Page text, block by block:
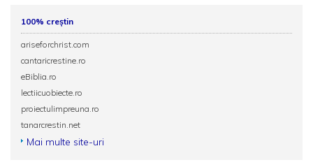
100% creștin
ariseforchrist.com
cantaricrestine.ro
eBiblia.ro
lectiicuobiecte.ro
proiectulimpreuna.ro
tanarcrestin.net
Mai multe site-uri